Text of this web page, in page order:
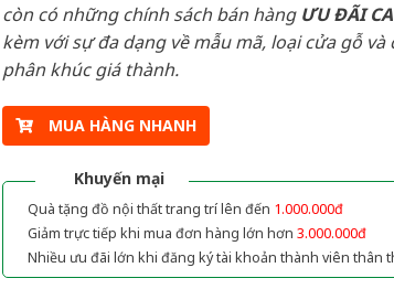
còn có những chính sách bán hàng ƯU ĐÃI
kèm với sự đa dạng về mẫu mã, loại cửa gỗ và
phân khúc giá thành.
MUA HÀNG NHANH
Khuyến mại
Quà tặng đồ nội thất trang trí lên đến 1.000.000đ
Giảm trực tiếp khi mua đơn hàng lớn hơn 3.000.000đ
Nhiều ưu đãi lớn khi đăng ký tài khoản thành viên thân